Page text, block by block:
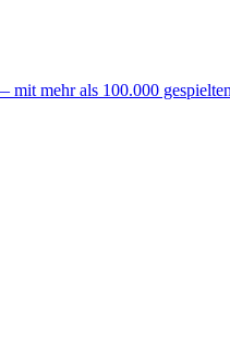
mehr als 100.000